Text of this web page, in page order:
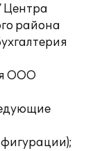
Центра
района
ООО